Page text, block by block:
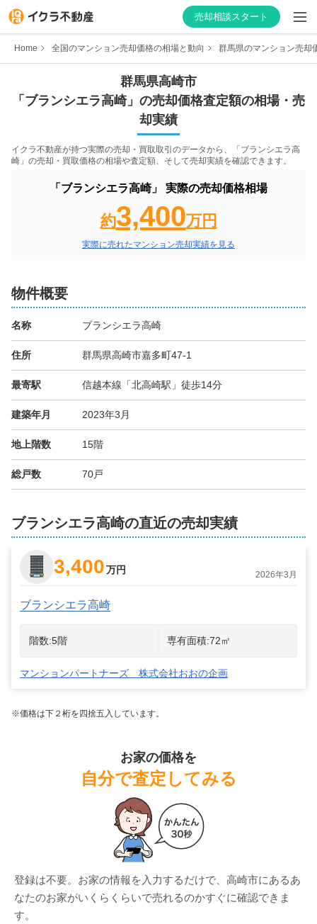
売却相談スタート
はじめての方へ
不動産会社を探す
お家の売却を学ぶ
不動産会社向け情報
Home 全国のマンション売却価格の相場と動向 群馬県のマンション売却
群馬県高崎市
「 ブランシエラ高崎」の売却価格査定額の相場・売
却実績
イクラ不動産が持つ実際の売却・買取取引のデータから、「 ブランシエラ高
崎 」の売却・買取価格の相場や査定額、そして売却実績を確認できます。
「 ブランシエラ高崎」 実際の売却価格相場
約3,400万円
実際に売れたマンション売却実績を見る
物件概要
名称 ブランシエラ高崎
住所 群馬県高崎市嘉多町47-1
最寄駅 信越本線「北高崎駅」徒歩14分
建築年月 2023年3月
地上階数 15階
総戸数 70戸
ブランシエラ高崎の直近の売却実績
3,400万円 2026年3月
ブランシエラ高崎
階数:5階 専有面積:72㎡
マンションパートナーズ 株式会社おおの企画
※価格は下２桁を四捨五入しています。
お家の価格を
自分で査定してみる
登録は不要。お家の情報を入力するだけで、 高崎市にあるあ
なたのお家がいくらくらいで売れるのかすぐに確認できま
す。